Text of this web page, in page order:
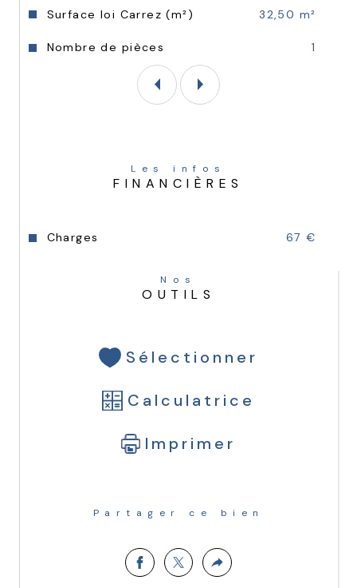
Surface loi Carrez (m²) 32,50 m²
Nombre de pièces 1
Les infos
FINANCIÈRES
Charges 67 €
Nos
OUTILS
Sélectionner
Calculatrice
Imprimer
Partager ce bien